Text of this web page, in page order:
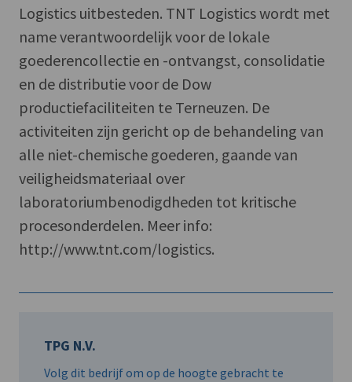
Logistics uitbesteden. TNT Logistics wordt met
name verantwoordelijk voor de lokale
goederencollectie en -ontvangst, consolidatie
en de distributie voor de Dow
productiefaciliteiten te Terneuzen. De
activiteiten zijn gericht op de behandeling van
alle niet-chemische goederen, gaande van
veiligheidsmateriaal over
laboratoriumbenodigdheden tot kritische
procesonderdelen. Meer info:
http://www.tnt.com/logistics.
TPG N.V.
Volg dit bedrijf om op de hoogte gebracht te